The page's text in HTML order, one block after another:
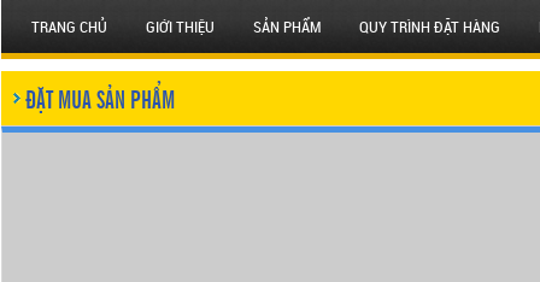
TRANG CHỦ GIỚI THIỆU SẢN PHẨM QUY TRÌNH ĐẶT HÀNG
ĐẶT MUA SẢN PHẨM